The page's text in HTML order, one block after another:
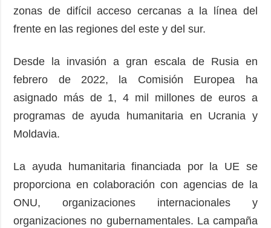
zonas de difícil acceso cercanas a la línea del
frente en las regiones del este y del sur.
Desde la invasión a gran escala de Rusia en
febrero de 2022, la Comisión Europea ha
asignado más de 1, 4 mil millones de euros a
programas de ayuda humanitaria en Ucrania y
Moldavia.
La ayuda humanitaria financiada por la UE se
proporciona en colaboración con agencias de la
ONU, organizaciones internacionales y
organizaciones no gubernamentales. La campaña